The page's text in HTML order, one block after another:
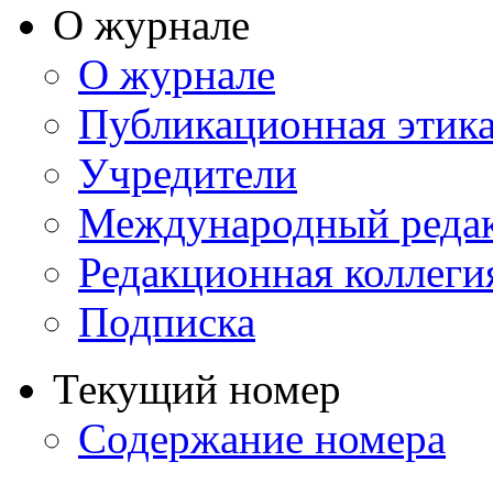
О журнале
О журнале
Публикационная
Учредители
Международный
Редакционная
Подписка
Текущий номер
Содержание номера